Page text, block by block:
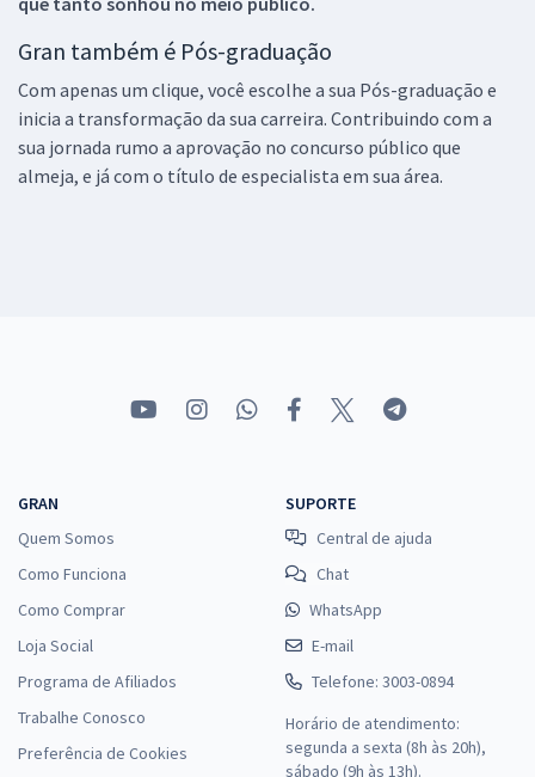
Gran também é Pós-graduação
Com apenas um clique, você escolhe a sua Pós-graduação e
inicia a transformação da sua carreira. Contribuindo com a
sua jornada rumo a aprovação no concurso público que
almeja, e já com o título de especialista em sua área.
GRAN
Quem Somos
Como Funciona
Como Comprar
Loja Social
Programa de Afiliados
Trabalhe Conosco
Preferência de Cookies
SUPORTE
Central de ajuda
Chat
WhatsApp
E-mail
Telefone: 3003-0894
Horário de atendimento:
segunda a sexta (8h às 20h),
sábado (9h às 13h).